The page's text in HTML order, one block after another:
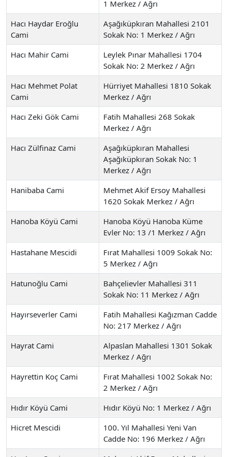
1 Merkez / Ağrı
Hacı Haydar Eroğlu
Cami
Aşağıküpkıran Mahallesi 2101
Sokak No: 1 Merkez / Ağrı
Hacı Mahir Cami
Leylek Pınar Mahallesi 1704
Sokak No: 2 Merkez / Ağrı
Hacı Mehmet Polat
Cami
Hürriyet Mahallesi 1810 Sokak
Merkez / Ağrı
Hacı Zeki Gök Cami
Fatih Mahallesi 268 Sokak
Merkez / Ağrı
Hacı Zülfinaz Cami
Aşağıküpkıran Mahallesi
Aşağıküpkıran Sokak No: 1
Merkez / Ağrı
Hanibaba Cami
Mehmet Akif Ersoy Mahallesi
1620 Sokak Merkez / Ağrı
Hanoba Köyü Cami
Hanoba Köyü Hanoba Küme
Evler No: 13 /1 Merkez / Ağrı
Hastahane Mescidi
Fırat Mahallesi 1009 Sokak No:
5 Merkez / Ağrı
Hatunoğlu Cami
Bahçelievler Mahallesi 311
Sokak No: 11 Merkez / Ağrı
Hayırseverler Cami
Fatih Mahallesi Kağızman Cadde
No: 217 Merkez / Ağrı
Hayrat Cami
Alpaslan Mahallesi 1301 Sokak
Merkez / Ağrı
Hayrettin Koç Cami
Fırat Mahallesi 1002 Sokak No:
2 Merkez / Ağrı
Hıdır Köyü Cami
Hıdır Köyü No: 1 Merkez / Ağrı
Hicret Mescidi
100. Yıl Mahallesi Yeni Van
Cadde No: 196 Merkez / Ağrı